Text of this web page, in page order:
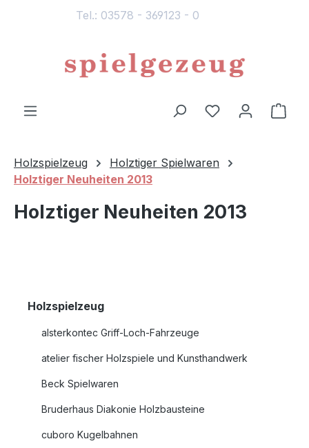
Tel.: 03578 - 369123 - 0
Du hast 0
Holzspielzeug
Holztiger Spielwaren
Holztiger Neuheiten 2013
Holztiger Neuheiten 2013
Holzspielzeug
alsterkontec Griff-Loch-Fahrzeuge
atelier fischer Holzspiele und Kunsthandwerk
Beck Spielwaren
Bruderhaus Diakonie Holzbausteine
cuboro Kugelbahnen